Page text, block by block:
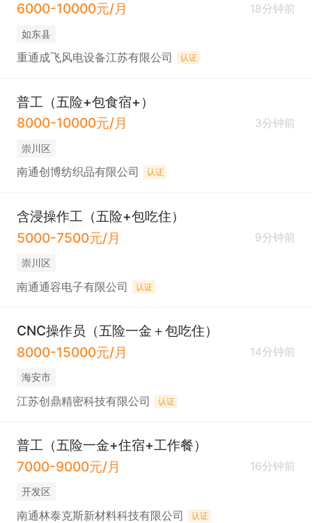
6000-10000元/月
18分钟前
如东县
重通成飞风电设备江苏有限公司 认证
普工（五险+包食宿+）
8000-10000元/月
3分钟前
崇川区
南通创博纺织品有限公司 认证
含浸操作工（五险+包吃住）
5000-7500元/月
9分钟前
崇川区
南通通容电子有限公司 认证
CNC操作员（五险一金＋包吃住）
8000-15000元/月
14分钟前
海安市
江苏创鼎精密科技有限公司 认证
普工（五险一金+住宿+工作餐）
7000-9000元/月
16分钟前
开发区
南通林泰克斯新材料科技有限公司 认证